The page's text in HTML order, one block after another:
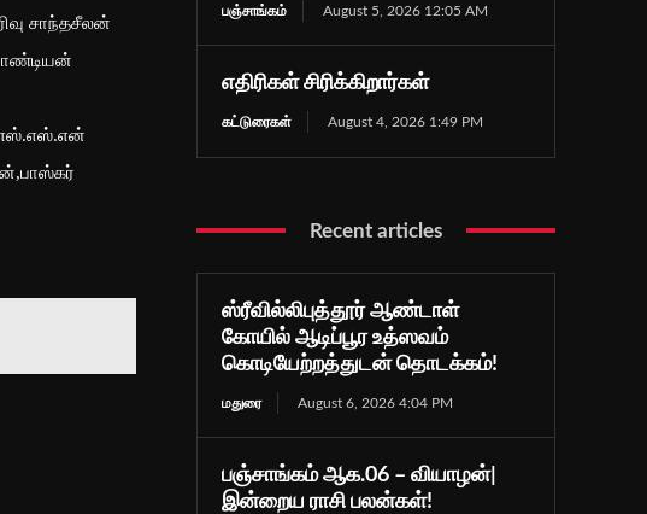
சாந்தசீலன்
பஞ்சாங்கம் August 5, 2026 12:05 AM
எதிரிகள் சிரிக்கிறார்கள்
கட்டுரைகள் August 4, 2026 1:49 PM
Recent articles
ஸ்ரீவில்லிபுத்தூர் ஆண்டாள்
கோயில் ஆடிப்பூர உத்ஸவம்
கொடியேற்றத்துடன் தொடக்கம்!
மதுரை August 6, 2026 4:04 PM
பஞ்சாங்கம் ஆக.06 – வியாழன்|
இன்றைய ராசி பலன்கள்!